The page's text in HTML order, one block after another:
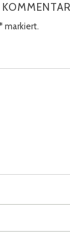
KOMMENTAR
markiert.